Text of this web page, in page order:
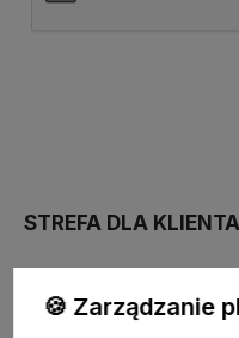
STREFA DLA KLIENTA
PŁATNOŚĆ I
🍪 Zarządzanie